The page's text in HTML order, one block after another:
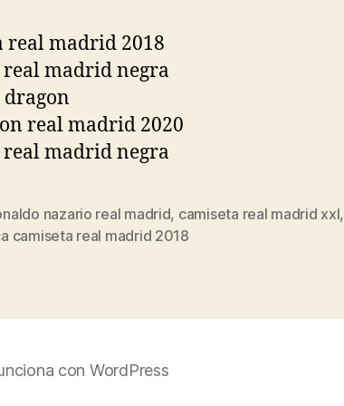
nazario real madrid, camiseta real madrid xxl,
camiseta real madrid 2018
con WordPress